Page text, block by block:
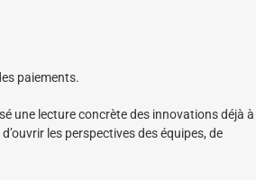
paiements.
une lecture concrète des innovations déjà à
les perspectives des équipes, de